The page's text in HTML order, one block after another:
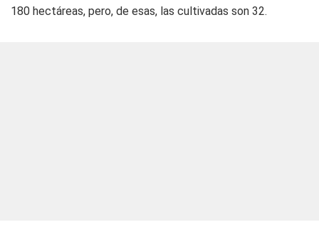
180 hectáreas, pero, de esas, las cultivadas son 32.